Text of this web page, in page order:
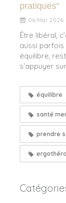
pratiques"
06 Mar 2026
Être libéral,
aussi
équilibre,
s’appuyer
équilibre
santé
prendre